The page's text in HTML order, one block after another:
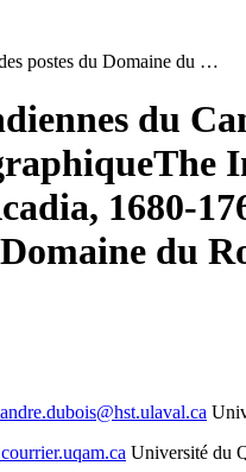
postes du Domaine du …
du
The
1680-
du
Université du